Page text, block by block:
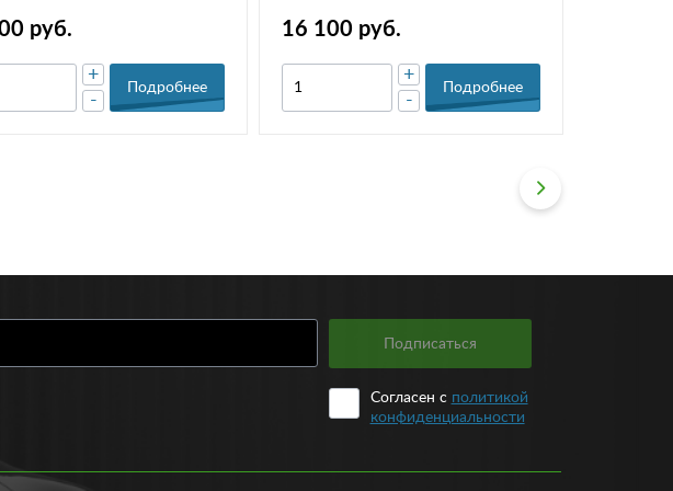
руб.
-
+
Подробнее
16 100 руб.
-
+
Подробнее
Подписаться
Согласен с политикой
конфиденциальности